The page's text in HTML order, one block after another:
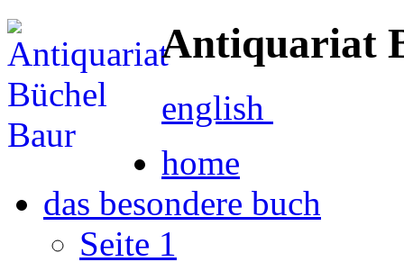
Antiquariat
english
home
das besondere buch
Seite 1